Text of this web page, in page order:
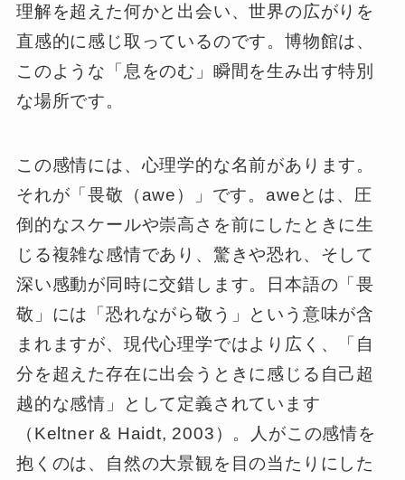
理解を超えた何かと出会い、世界の広がりを
直感的に感じ取っているのです。博物館は、
このような「息をのむ」瞬間を生み出す特別
な場所です。
この感情には、心理学的な名前があります。
それが「畏敬（awe）」です。aweとは、圧
倒的なスケールや崇高さを前にしたときに生
じる複雑な感情であり、驚きや恐れ、そして
深い感動が同時に交錯します。日本語の「畏
敬」には「恐れながら敬う」という意味が含
まれますが、現代心理学ではより広く、「自
分を超えた存在に出会うときに感じる自己超
越的な感情」として定義されています
（Keltner & Haidt, 2003）。人がこの感情を
抱くのは、自然の大景観を目の当たりにした